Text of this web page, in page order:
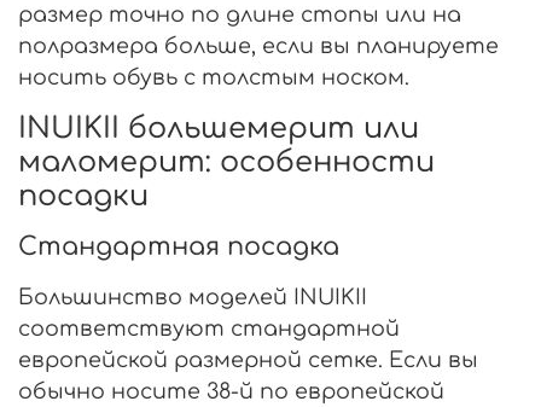
размер точно по длине стопы или на
полразмера больше, если вы планируете
носить обувь с толстым носком.
INUIKII большемерит или
маломерит: особенности
посадки
Стандартная посадка
Большинство моделей INUIKII
соответствуют стандартной
европейской размерной сетке. Если вы
обычно носите 38-й по европейской